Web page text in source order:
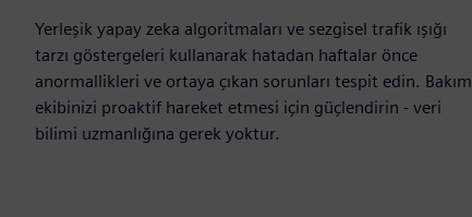
Yerleşik yapay zeka algoritmaları ve sezgisel trafik ışığı
tarzı göstergeleri kullanarak hatadan haftalar önce
anormallikleri ve ortaya çıkan sorunları tespit edin. Bakım
ekibinizi proaktif hareket etmesi için güçlendirin - veri
bilimi uzmanlığına gerek yoktur.